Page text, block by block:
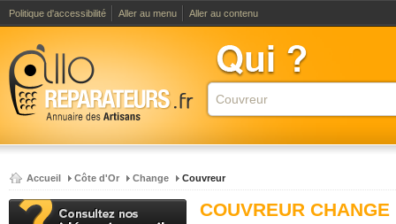
Politique d'accessibilité Aller au menu Aller au contenu
Accueil Côte d'Or Change Couvreur
COUVREUR CHANGE